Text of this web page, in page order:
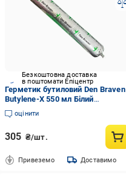
Безкоштовна доставка
в поштомати Епіцентр
Герметик бутиловий Den Braven
Butylene-X 550 мл Білий
(31066453)
оцінити
305 ₴/шт.
Привеземо Доставимо